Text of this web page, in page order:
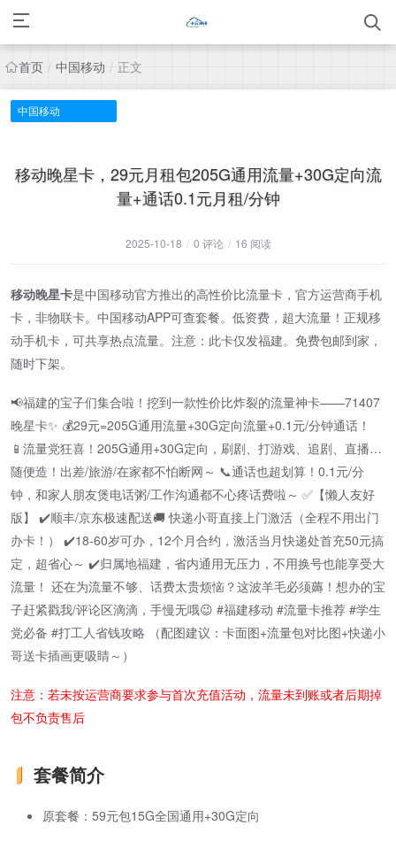
首页 / 中国移动 / 正文
中国移动
移动晚星卡，29元月租包205G通用流量+30G定向流
量+通话0.1元月租/分钟
2025-10-18 / 0 评论 / 16 阅读
移动晚星卡是中国移动官方推出的高性价比流量卡，官方运营商手机
卡，非物联卡。中国移动APP可查套餐。低资费，超大流量！正规移
动手机卡，可共享热点流量。注意：此卡仅发福建。免费包邮到家，
随时下架。
📢福建的宝子们集合啦！挖到一款性价比炸裂的流量神卡——71407
晚星卡✨ 💰29元=205G通用流量+30G定向流量+0.1元/分钟通话！
📱流量党狂喜！205G通用+30G定向，刷剧、打游戏、追剧、直播…
随便造！出差/旅游/在家都不怕断网～ 📞通话也超划算！0.1元/分
钟，和家人朋友煲电话粥/工作沟通都不心疼话费啦～ ✅【懒人友好
版】 ✔️顺丰/京东极速配送🚚 快递小哥直接上门激活（全程不用出门
办卡！） ✔️18-60岁可办，12个月合约，激活当月快递处首充50元搞
定，超省心～ ✔️归属地福建，省内通用无压力，不用换号也能享受大
流量！ 还在为流量不够、话费太贵烦恼？这波羊毛必须薅！想办的宝
子赶紧戳我/评论区滴滴，手慢无哦😉 #福建移动 #流量卡推荐 #学生
党必备 #打工人省钱攻略 （配图建议：卡面图+流量包对比图+快递小
哥送卡插画更吸睛～）
注意：若未按运营商要求参与首次充值活动，流量未到账或者后期掉
包不负责售后
套餐简介
原套餐：59元包15G全国通用+30G定向